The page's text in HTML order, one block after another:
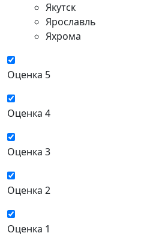
Якутск
Ярославль
Яхрома
Оценка 5
Оценка 4
Оценка 3
Оценка 2
Оценка 1